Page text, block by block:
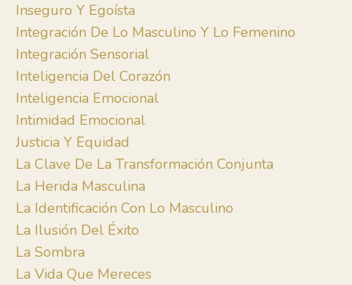
Inseguro Y Egoísta
Integración De Lo Masculino Y Lo Femenino
Integración Sensorial
Inteligencia Del Corazón
Inteligencia Emocional
Intimidad Emocional
Justicia Y Equidad
La Clave De La Transformación Conjunta
La Herida Masculina
La Identificación Con Lo Masculino
La Ilusión Del Éxito
La Sombra
La Vida Que Mereces